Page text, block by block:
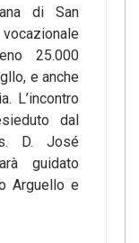
di San
25.000
e anche
L’incontro
dal
D. José
guidato
Arguello e